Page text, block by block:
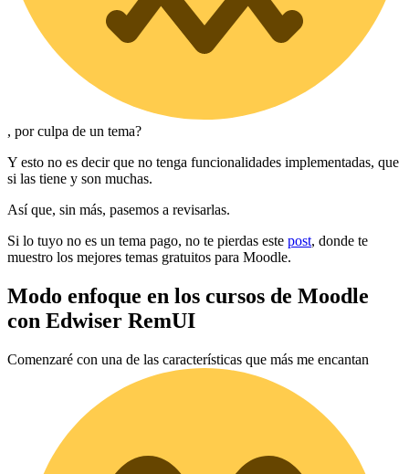
, por culpa de un tema?
Y esto no es decir que no tenga funcionalidades implementadas, que
si las tiene y son muchas.
Así que, sin más, pasemos a revisarlas.
Si lo tuyo no es un tema pago, no te pierdas este post, donde te
muestro los mejores temas gratuitos para Moodle.
Modo enfoque en los cursos de Moodle
con Edwiser RemUI
Comenzaré con una de las características que más me encantan